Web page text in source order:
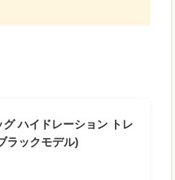
ハイドレーション トレ
ラックモデル)